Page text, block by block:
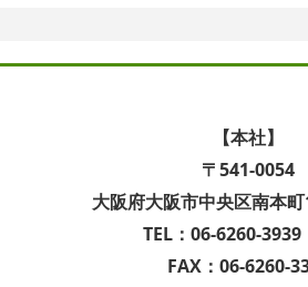
【本社】
〒541-0054
大阪府大阪市中央区南本
TEL：06-6260-3939
FAX：06-6260-